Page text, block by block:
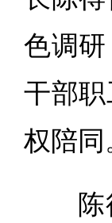
色调
干部
权陪同